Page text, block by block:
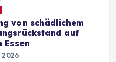
von schädlichem
auf
Essen